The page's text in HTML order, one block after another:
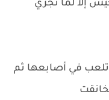
إلا لما تجري
تلعب في أصابعها ثم